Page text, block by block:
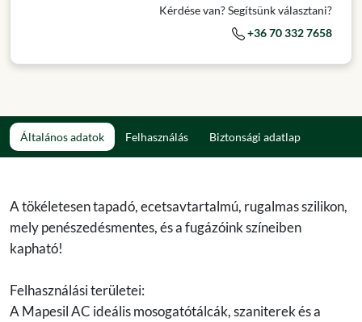
Kérdése van? Segítsünk választani?
+36 70 332 7658
Általános adatok Felhasználás Biztonsági adatlap
A tökéletesen tapadó, ecetsavtartalmú, rugalmas szilikon,
mely penészedésmentes, és a fugázóink színeiben
kapható!
Felhasználási területei:
A Mapesil AC ideális mosogatótálcák, szaniterek és a